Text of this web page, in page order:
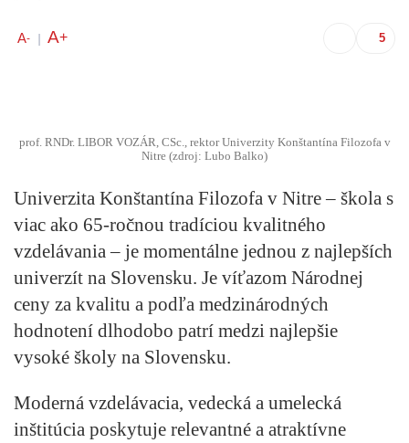
A- A+
prof. RNDr. LIBOR VOZÁR, CSc., rektor Univerzity Konštantína Filozofa v
Nitre (zdroj: Lubo Balko)
Univerzita Konštantína Filozofa v Nitre – škola s
viac ako 65-ročnou tradíciou kvalitného
vzdelávania – je momentálne jednou z najlepších
univerzít na Slovensku. Je víťazom Národnej
ceny za kvalitu a podľa medzinárodných
hodnotení dlhodobo patrí medzi najlepšie
vysoké školy na Slovensku.
Moderná vzdelávacia, vedecká a umelecká
inštitúcia poskytuje relevantné a atraktívne